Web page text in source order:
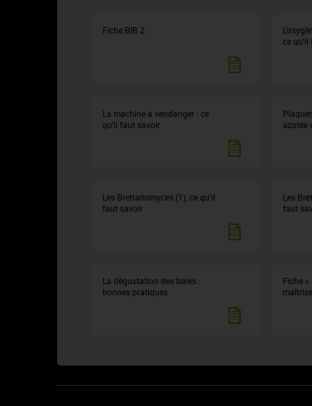
Fiche BIB 2
ce qu'il
La machine à vendanger : ce
qu'il faut savoir
azotée
Les Brettanomyces (1), ce qu'il
faut savoir
Les
faut
La dégustation des baies :
bonnes pratiques
Fiche